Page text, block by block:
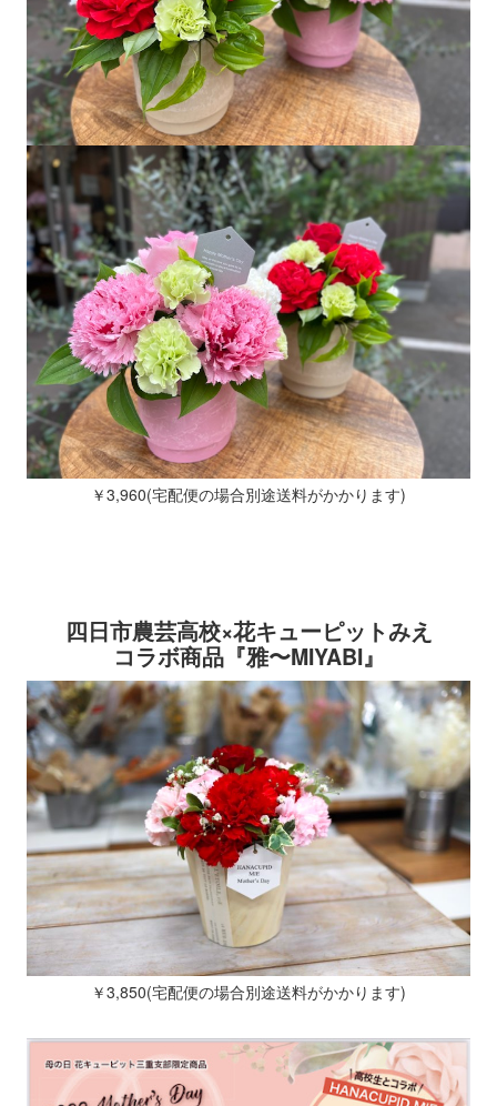
￥3,960(宅配便の場合別途送料がかかります)
四日市農芸高校×花キューピットみえ
コラボ商品『雅〜MIYABI』
￥3,850(宅配便の場合別途送料がかかります)